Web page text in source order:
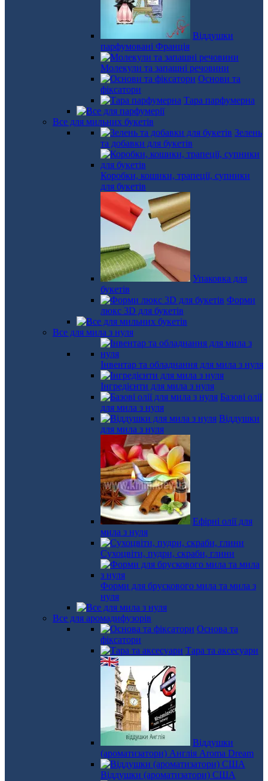
Віддушки
парфумовані Франція
Молекули та запашні речовини
Основи та
фіксатори
Тара парфумерна
Все для мильних букетів
Зелень
та добавки для букетів
Коробки, кошики, трапеції, супники
для букетів
Упаковка для
букетів
Форми
люкс 3D для букетів
Все для мила з нуля
Інвентар та обладнання для мила з нуля
Інгредієнти для мила з нуля
Базові олії
для мила з нуля
Віддушки
для мила з нуля
Ефірні олії для
мила з нуля
Сухоцвіти, пудри, скраби, глини
Форми для брускового мила та мила з
нуля
Все для аромадифузорів
Основа та
фіксатори
Тара та аксесуари
Віддушки
(ароматизатори) Англія Aroma Dream
Віддушки (ароматизатори) США